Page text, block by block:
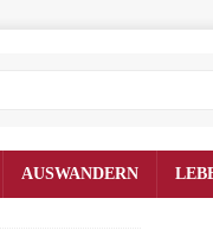
AUSWANDERN